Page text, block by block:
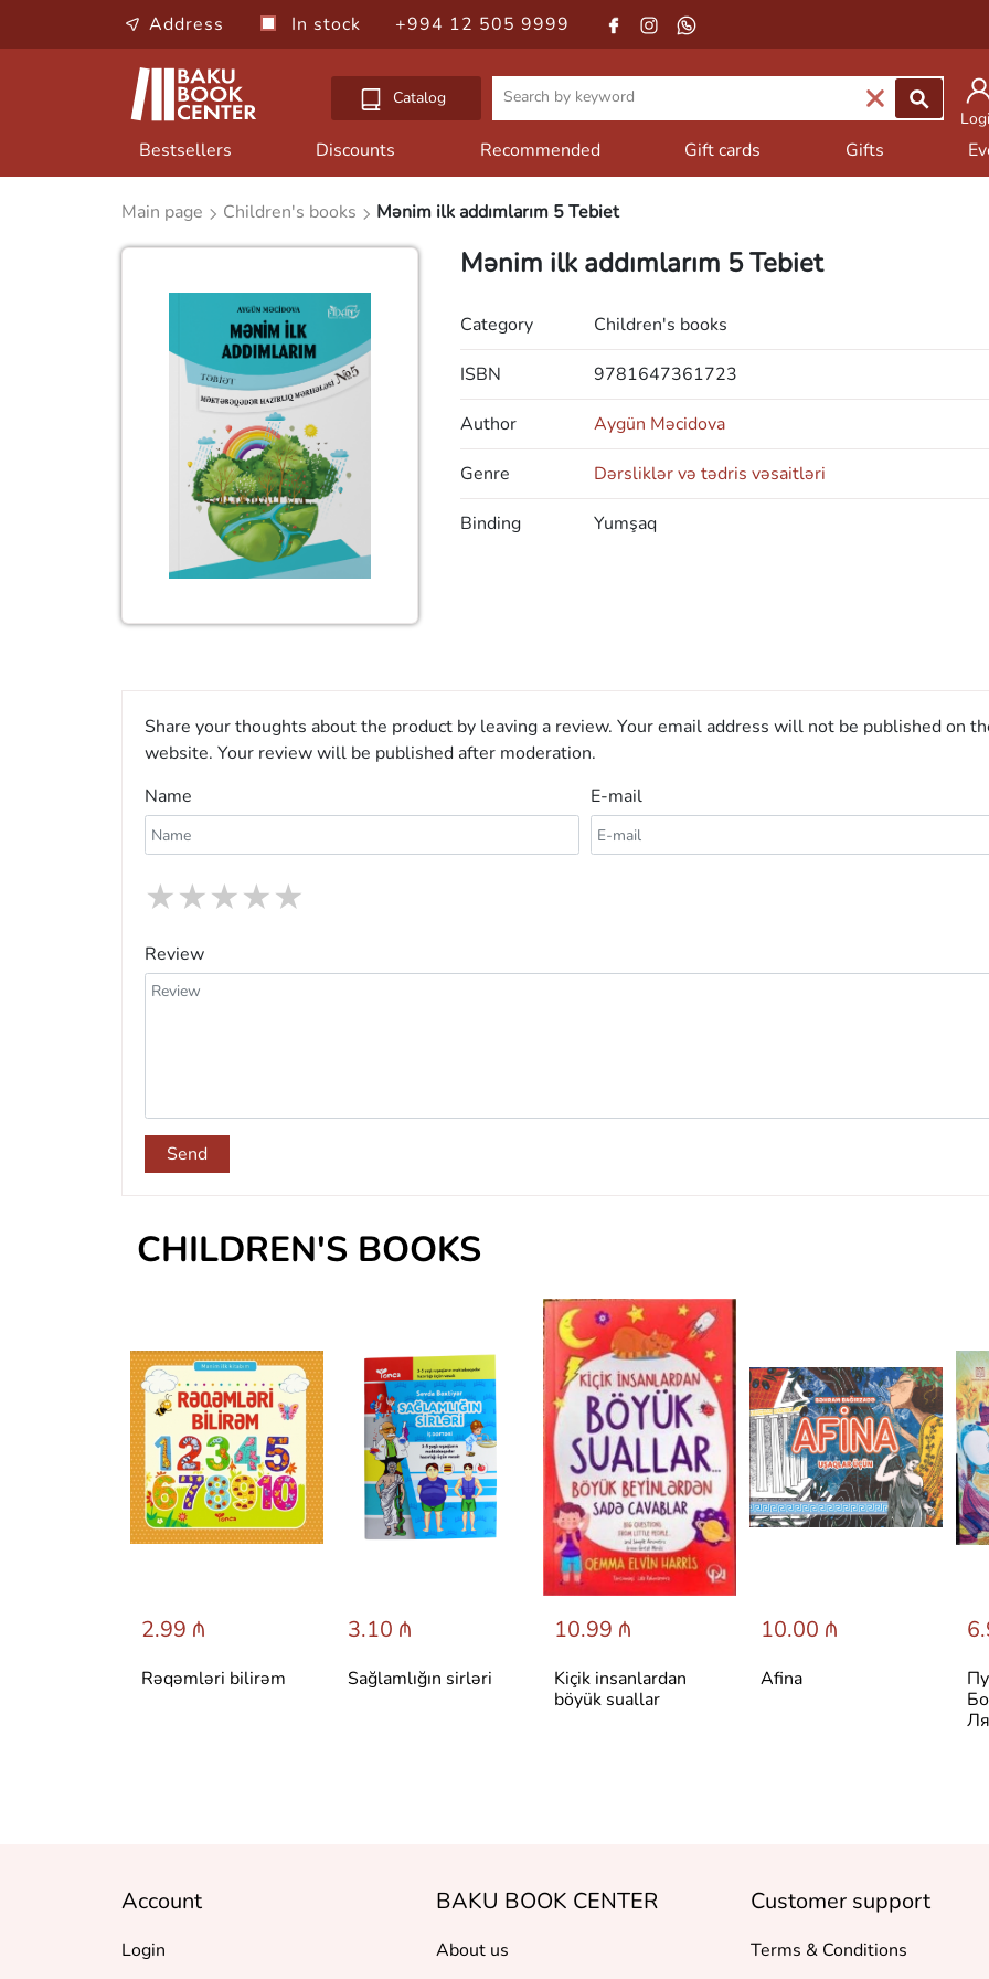
Address In stock +994 12 505 9999
Catalog
Bestsellers Discounts Recommended Gift cards Gifts
Main page Children's books Mənim ilk addımlarım 5 Tebiet
Mənim ilk addımlarım 5 Tebiet
Category Children's books
ISBN 9781647361723
Author Aygün Məcidova
Genre Dərsliklər və tədris vəsaitləri
Binding Yumşaq
Share your thoughts about the product by leaving a review. Your email address will not be published on
website. Your review will be published after moderation.
Name
E-mail
★
★
★
★
★
Review
Send
CHILDREN'S BOOKS
2.99 ₼
Rəqəmləri bilirəm
3.10 ₼
Sağlamlığın sirləri
10.99 ₼
Kiçik insanlardan
böyük suallar
10.00 ₼
Afina
Account
Login
BAKU BOOK CENTER
About us
Customer support
Terms & Conditions